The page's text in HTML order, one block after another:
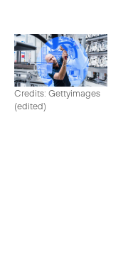
Credits: Gettyimages
(edited)